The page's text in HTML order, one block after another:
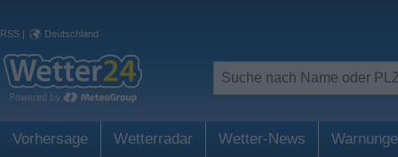
RSS | Deutschland
Vorhersage Wetterradar Wetter-News